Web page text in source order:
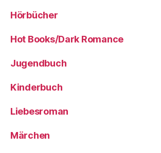
Hörbücher
Hot Books/Dark Romance
Jugendbuch
Kinderbuch
Liebesroman
Märchen